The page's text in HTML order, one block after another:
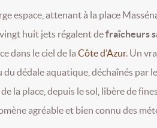
espace, attenant à la place
huit jets régalent defraîcheurs
dans le ciel de la Côte d’Azur. Un
du dédale aquatique, déchaînés par
la place, depuis le sol, libère de
agréable et bien connu des